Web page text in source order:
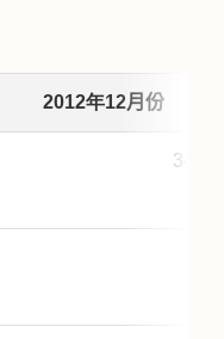
2012年12月份
345